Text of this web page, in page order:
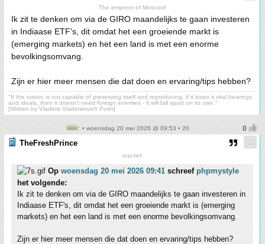
The emperor of Moscow!
Ik zit te denken om via de GIRO maandelijks te gaan investeren
in Indiaase ETF's, dit omdat het een groeiende markt is
(emerging markets) en het een land is met een enorme
bevolkingsomvang.
Zijn er hier meer mensen die dat doen en ervaring/tips hebben?
"If the nation is not capable of preserving itself and reproducing, if it loses it vital bearings
and ideals, then it doesn't need foreign enemies - it will fall apart on its own."
[Written by Vladimir Vladimirovich Putin]
• woensdag 20 mei 2026 @ 09:53 • 20
TheFreshPrince
inactief
Op woensdag 20 mei 2026 09:41 schreef phpmystyle
het volgende:
Ik zit te denken om via de GIRO maandelijks te gaan investeren in
Indiaase ETF's, dit omdat het een groeiende markt is (emerging
markets) en het een land is met een enorme bevolkingsomvang.
Zijn er hier meer mensen die dat doen en ervaring/tips hebben?